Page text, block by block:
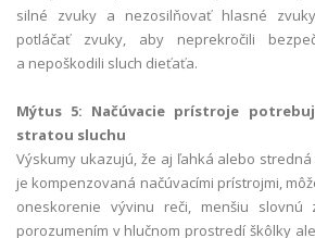
silné zvuky a nezosilňovať hlasné
potláčať zvuky, aby neprekročili
a nepoškodili sluch dieťaťa.
Mýtus 5: Načúvacie prístroje
stratou sluchu
Výskumy ukazujú, že aj ľahká alebo
je kompenzovaná načúvacími prístrojmi,
oneskorenie vývinu reči, menšiu
porozumením v hlučnom prostredí škôlky